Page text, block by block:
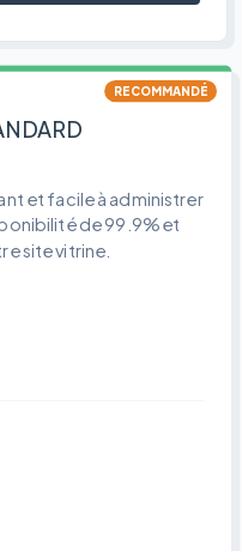
RECOMMANDÉ
et facile à administrer
de 99.9% et
site vitrine.